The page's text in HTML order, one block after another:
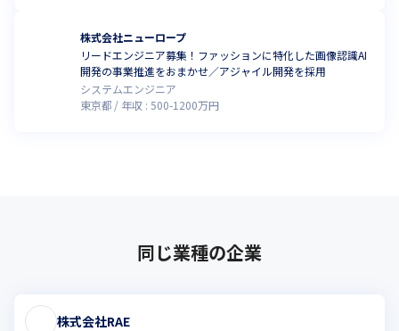
株式会社ニューロープ
リードエンジニア募集！ファッションに特化した画像認識AI
開発の事業推進をおまかせ／アジャイル開発を採用
システムエンジニア
東京都
年収 : 500-1200万円
同じ業種の企業
株式会社RAE